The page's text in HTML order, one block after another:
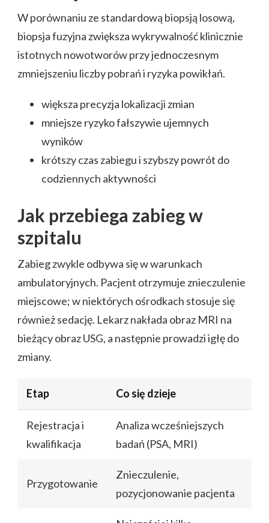
W porównaniu ze standardową biopsją losową,
biopsja fuzyjna zwiększa wykrywalność klinicznie
istotnych nowotworów przy jednoczesnym
zmniejszeniu liczby pobrań i ryzyka powikłań.
większa precyzja lokalizacji zmian
mniejsze ryzyko fałszywie ujemnych
wyników
krótszy czas zabiegu i szybszy powrót do
codziennych aktywności
Jak przebiega zabieg w
szpitalu
Zabieg zwykle odbywa się w warunkach
ambulatoryjnych. Pacjent otrzymuje znieczulenie
miejscowe; w niektórych ośrodkach stosuje się
również sedację. Lekarz nakłada obraz MRI na
bieżący obraz USG, a następnie prowadzi igłę do
zmiany.
Etap Co się dzieje
Rejestracja i
kwalifikacja
Analiza wcześniejszych
badań (PSA, MRI)
Przygotowanie
Znieczulenie,
pozycjonowanie pacjenta